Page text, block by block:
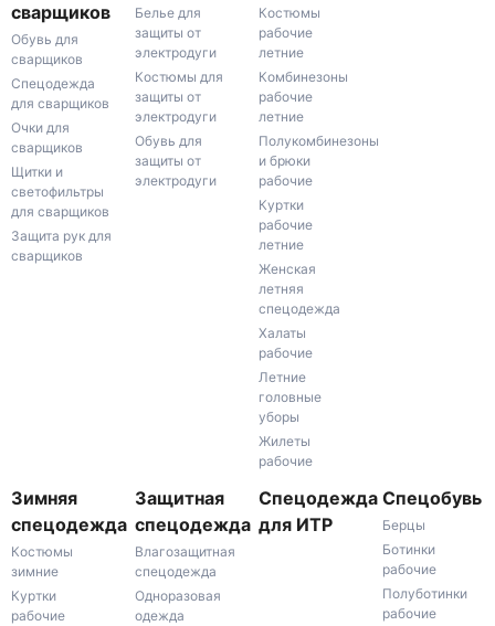
сварщиков
Обувь для
сварщиков
Спецодежда
для сварщиков
Очки для
сварщиков
Щитки и
светофильтры
для сварщиков
Защита рук для
сварщиков
Белье для
защиты от
электродуги
Костюмы для
защиты от
электродуги
Обувь для
защиты от
электродуги
Костюмы
рабочие
летние
Комбинезоны
рабочие
летние
Полукомбинезоны
и брюки
рабочие
Куртки
рабочие
летние
Женская
летняя
спецодежда
Халаты
рабочие
Летние
головные
уборы
Жилеты
рабочие
Зимняя
спецодежда
Костюмы
зимние
Куртки
рабочие
Защитная
спецодежда
Влагозащитная
спецодежда
Одноразовая
одежда
Спецодежда
для ИТР
Спецобувь
Берцы
Ботинки
рабочие
Полуботинки
рабочие